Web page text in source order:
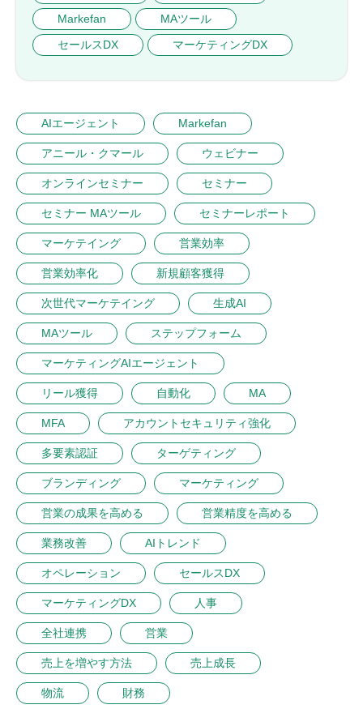
Markefan
MAツール
セールスDX
マーケティングDX
AIエージェント Markefan
アニール・クマール ウェビナー
オンラインセミナー セミナー
セミナー MAツール セミナーレポート
マーケテイング 営業効率
営業効率化 新規顧客獲得
次世代マーケテイング 生成AI
MAツール ステップフォーム
マーケティングAIエージェント
リール獲得 自動化 MA
MFA アカウントセキュリティ強化
多要素認証 ターゲティング
ブランディング マーケティング
営業の成果を高める 営業精度を高める
業務改善 AIトレンド
オペレーション セールスDX
マーケティングDX 人事
全社連携 営業
売上を増やす方法 売上成長
物流 財務